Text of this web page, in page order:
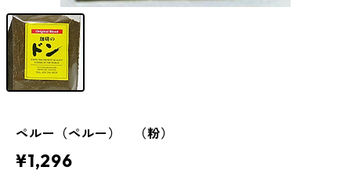
ペルー（ペルー） （粉）
¥1,296